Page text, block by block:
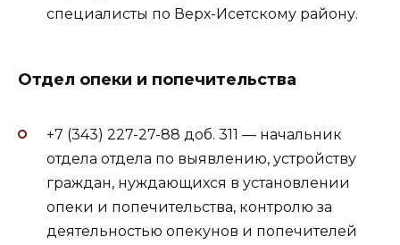
специалисты по Верх-Исетскому району.
Отдел опеки и попечительства
+7 (343) 227-27-88 доб. 311 — начальник
отдела отдела по выявлению, устройству
граждан, нуждающихся в установлении
опеки и попечительства, контролю за
деятельностью опекунов и попечителей